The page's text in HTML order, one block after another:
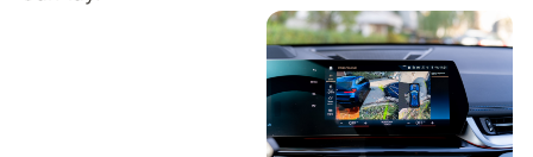
różne warianty zegarów, które mogą się też
zmieniać wraz ze zmianą trybu jazdy. Na środku
możemy wyświetlać mapę z Android Auto (działa
jak złoto, do tego bezprzewodowo) czy Apple